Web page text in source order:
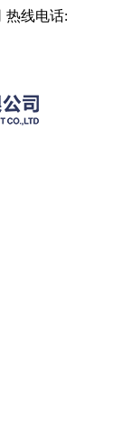
热线电话: